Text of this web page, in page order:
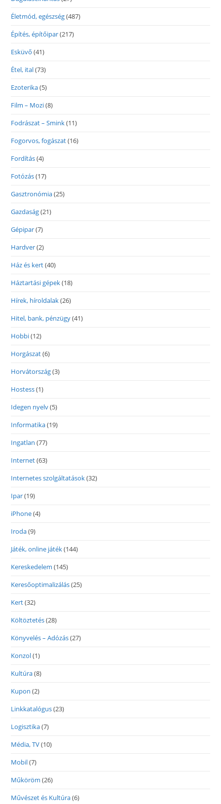
Életmód, egészség(487)
Építés, építőipar(217)
Esküvő (41)
Étel, ital(73)
Ezoterika(5)
Film – Mozi(8)
Fodrászat – Smink(11)
Fogorvos, fogászat(16)
Fordítás(4)
Fotózás(17)
Gasztronómia(25)
Gazdaság(21)
Gépipar(7)
Hardver(2)
Ház és kert(40)
Háztartási gépek(18)
Hírek, híroldalak(26)
Hitel, bank, pénzügy(41)
Hobbi(12)
Horgászat(6)
Horvátország(3)
Hostess(1)
Idegen nyelv(5)
Informatika(19)
Ingatlan (77)
Internet(63)
Internetes szolgáltatások(32)
Ipar(19)
iPhone(4)
Iroda(9)
Játék, online játék(144)
Kereskedelem (145)
Keresőoptimalizálás(25)
Kert(32)
Költöztetés(28)
Könyvelés – Adózás(27)
Konzol(1)
Kultúra(8)
Kupon (2)
Linkkatalógus(23)
Logisztika(7)
Média, TV(10)
Mobil(7)
Műköröm (26)
Művészet és Kultúra(6)